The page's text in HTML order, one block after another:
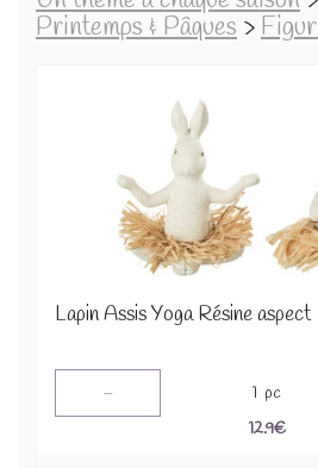
Printemps & Pâques >
- 1 pc
12.9€